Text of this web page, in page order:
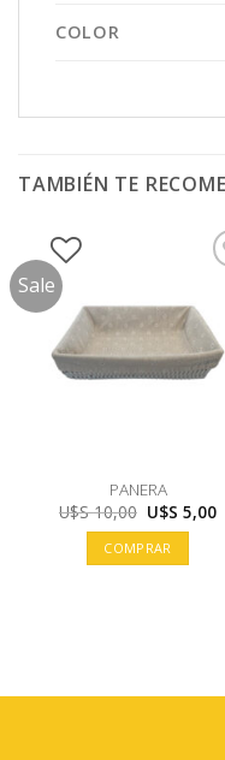
COLOR
TAMBIÉN TE
Sale
PANERA
U$S10,00 El
precio
original
era:
U$S
U$S5,00El
COMPRAR